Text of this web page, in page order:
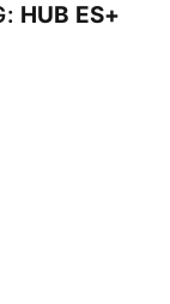
HUB ES+